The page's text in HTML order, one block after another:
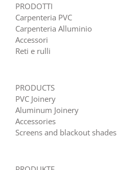
PRODOTTI
Carpenteria PVC
Carpenteria Alluminio
Accessori
Reti e rulli
PRODUCTS
PVC Joinery
Aluminum Joinery
Accessories
Screens and blackout shades